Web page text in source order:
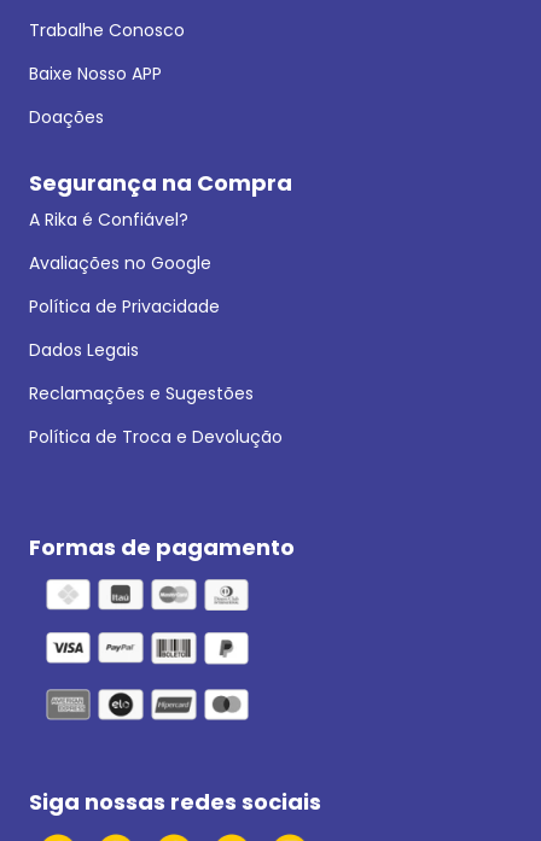
Trabalhe Conosco
Baixe Nosso APP
Doações
Segurança na Compra
A Rika é Confiável?
Avaliações no Google
Política de Privacidade
Dados Legais
Reclamações e Sugestões
Política de Troca e Devolução
Formas de pagamento
Siga nossas redes sociais